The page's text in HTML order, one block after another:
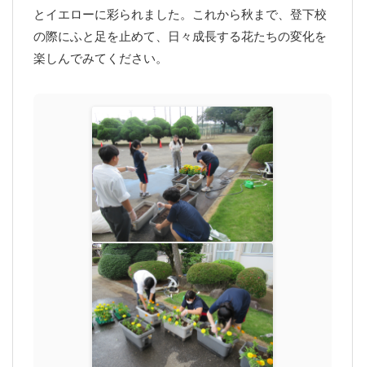
とイエローに彩られました。これから秋まで、登下校
の際にふと足を止めて、日々成長する花たちの変化を
楽しんでみてください。